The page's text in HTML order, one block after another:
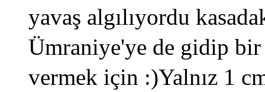
yavaş algılıyordu
Ümraniye'ye de gidip bir
vermek için :)Yalnız 1